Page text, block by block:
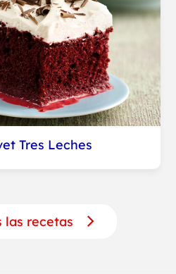
Tres Leches
las recetas